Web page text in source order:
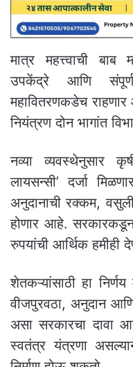
मात्र महत्त्वाची बाब
उपकेंद्रे आणि
महावितरणकडेच
नियंत्रण दोन भागांत
नव्या व्यवस्थेनुसार
लायसन्सी’ दर्जा
अनुदानाची रक्कम,
होणार आहे.
रुपयांची आर्थिक हमीही
शेतकऱ्यांसाठी हा
वीजपुरवठा, अनुदान
असा सरकारचा दावा
स्वतंत्र यंत्रणा